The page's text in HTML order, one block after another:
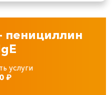
пенициллин
услуги
₽